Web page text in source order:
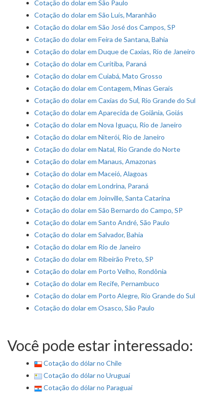
Cotação do dolar em São Paulo
Cotação do dolar em São Luís, Maranhão
Cotação do dolar em São José dos Campos, SP
Cotação do dolar em Feira de Santana, Bahia
Cotação do dolar em Duque de Caxias, Rio de Janeiro
Cotação do dolar em Curitiba, Paraná
Cotação do dolar em Cuiabá, Mato Grosso
Cotação do dolar em Contagem, Minas Gerais
Cotação do dolar em Caxias do Sul, Rio Grande do Sul
Cotação do dolar em Aparecida de Goiânia, Goiás
Cotação do dolar em Nova Iguaçu, Rio de Janeiro
Cotação do dolar em Niterói, Rio de Janeiro
Cotação do dolar em Natal, Rio Grande do Norte
Cotação do dolar em Manaus, Amazonas
Cotação do dolar em Maceió, Alagoas
Cotação do dolar em Londrina, Paraná
Cotação do dolar em Joinville, Santa Catarina
Cotação do dolar em São Bernardo do Campo, SP
Cotação do dolar em Santo André, São Paulo
Cotação do dolar em Salvador, Bahia
Cotação do dolar em Rio de Janeiro
Cotação do dolar em Ribeirão Preto, SP
Cotação do dolar em Porto Velho, Rondônia
Cotação do dolar em Recife, Pernambuco
Cotação do dolar em Porto Alegre, Rio Grande do Sul
Cotação do dolar em Osasco, São Paulo
Você pode estar interessado:
Cotação do dólar no Chile
Cotação do dólar no Uruguai
Cotação do dólar no Paraguai